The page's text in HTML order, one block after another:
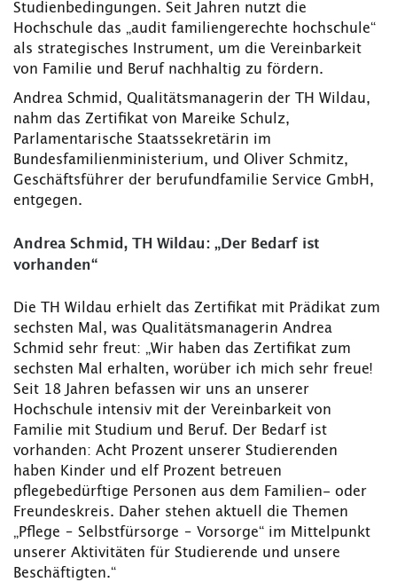
Studienbedingungen. Seit Jahren nutzt die
Hochschule das „audit familiengerechte hochschule“
als strategisches Instrument, um die Vereinbarkeit
von Familie und Beruf nachhaltig zu fördern.
Andrea Schmid, Qualitätsmanagerin der TH Wildau,
nahm das Zertifikat von Mareike Schulz,
Parlamentarische Staatssekretärin im
Bundesfamilienministerium, und Oliver Schmitz,
Geschäftsführer der berufundfamilie Service GmbH,
entgegen.
Andrea Schmid, TH Wildau: „Der Bedarf ist
vorhanden“
Die TH Wildau erhielt das Zertifikat mit Prädikat zum
sechsten Mal, was Qualitätsmanagerin Andrea
Schmid sehr freut: „Wir haben das Zertifikat zum
sechsten Mal erhalten, worüber ich mich sehr freue!
Seit 18 Jahren befassen wir uns an unserer
Hochschule intensiv mit der Vereinbarkeit von
Familie mit Studium und Beruf. Der Bedarf ist
vorhanden: Acht Prozent unserer Studierenden
haben Kinder und elf Prozent betreuen
pflegebedürftige Personen aus dem Familien- oder
Freundeskreis. Daher stehen aktuell die Themen
„Pflege – Selbstfürsorge – Vorsorge“ im Mittelpunkt
unserer Aktivitäten für Studierende und unsere
Beschäftigten.“